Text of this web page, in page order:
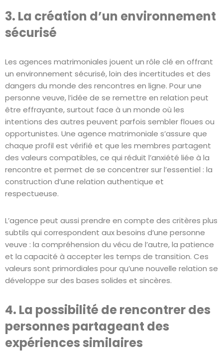
3. La création d’un environnement
sécurisé
Les agences matrimoniales jouent un rôle clé en offrant
un environnement sécurisé, loin des incertitudes et des
dangers du monde des rencontres en ligne. Pour une
personne veuve, l’idée de se remettre en relation peut
être effrayante, surtout face à un monde où les
intentions des autres peuvent parfois sembler floues ou
opportunistes. Une agence matrimoniale s’assure que
chaque profil est vérifié et que les membres partagent
des valeurs compatibles, ce qui réduit l’anxiété liée à la
rencontre et permet de se concentrer sur l’essentiel : la
construction d’une relation authentique et
respectueuse.
L’agence peut aussi prendre en compte des critères plus
subtils qui correspondent aux besoins d’une personne
veuve : la compréhension du vécu de l’autre, la patience
et la capacité à accepter les temps de transition. Ces
valeurs sont primordiales pour qu’une nouvelle relation se
développe sur des bases solides et sincères.
4. La possibilité de rencontrer des
personnes partageant des
expériences similaires